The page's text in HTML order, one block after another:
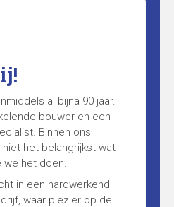
al bijna 90 jaar.
bouwer en een
Binnen ons
het belangrijkst wat
we het doen.
in een hardwerkend
waar plezier op de